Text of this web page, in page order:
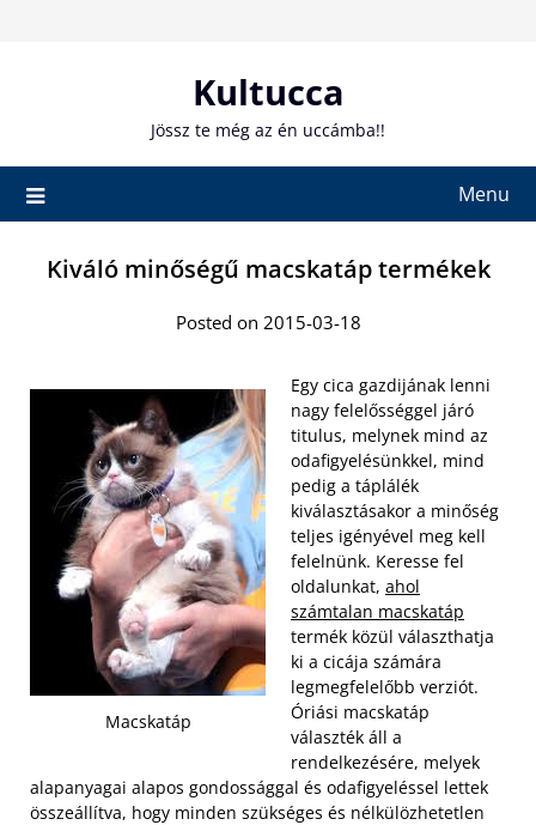
Kultucca
Jössz te még az én uccámba!!
Menu
Kiváló minőségű macskatáp termékek
Posted on 2015-03-18
Macskatáp
Egy cica gazdijának lenni
nagy felelősséggel járó
titulus, melynek mind az
odafigyelésünkkel, mind
pedig a táplálék
kiválasztásakor a minőség
teljes igényével meg kell
felelnünk. Keresse fel
oldalunkat, ahol
számtalan macskatáp
termék közül választhatja
ki a cicája számára
legmegfelelőbb verziót.
Óriási macskatáp
választék áll a
rendelkezésére, melyek
alapanyagai alapos gondossággal és odafigyeléssel lettek
összeállítva, hogy minden szükséges és nélkülözhetetlen